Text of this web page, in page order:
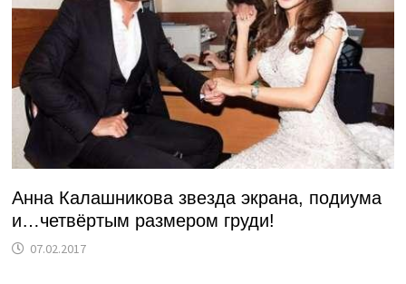
Анна Калашникова звезда экрана, подиума
и…четвёртым размером груди!
07.02.2017